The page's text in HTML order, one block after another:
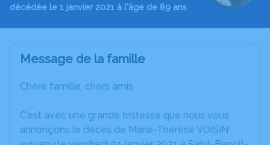
décédée le 1 janvier 2021 à l'âge de 89 ans
Message de la famille
Chère famille, chers amis,
C’est avec une grande tristesse que nous vous
annonçons le décès de Marie-Thérèse VOISIN